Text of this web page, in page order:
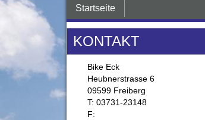
Startseite
KONTAKT
Bike Eck
Heubnerstrasse 6
09599 Freiberg
T: 03731-23148
F: